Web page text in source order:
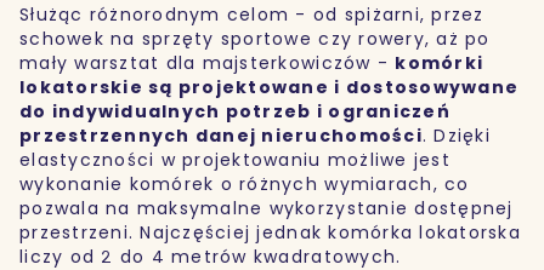
Służąc różnorodnym celom - od spiżarni, przez
schowek na sprzęty sportowe czy rowery, aż po
mały warsztat dla majsterkowiczów - komórki
lokatorskie są projektowane i dostosowywane
do indywidualnych potrzeb i ograniczeń
przestrzennych danej nieruchomości. Dzięki
elastyczności w projektowaniu możliwe jest
wykonanie komórek o różnych wymiarach, co
pozwala na maksymalne wykorzystanie dostępnej
przestrzeni. Najczęściej jednak komórka lokatorska
liczy od 2 do 4 metrów kwadratowych.